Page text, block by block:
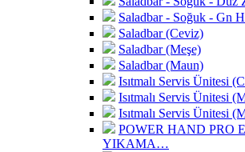
Saladbar - Soğuk - Gn
Saladbar (Ceviz)
Saladbar (Meşe)
Saladbar (Maun)
Isıtmalı Servis Ünitesi
Isıtmalı Servis Ünitesi
Isıtmalı Servis Ünitesi
POWER HAND PRO
YIKAMA…